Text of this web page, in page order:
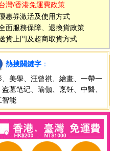
灣/香港免運費政策
惠券激活及使用方式
面服務保障、退換貨政策
貨上門及超商取貨方式
熱搜關鍵字 ：
美學 汪曾祺 繪畫
一帶一
盗墓笔记 瑜伽 烹饪 中醫
智能